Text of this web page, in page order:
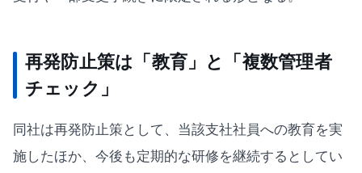
再発防止策は「教育」と「複数管理者
チェック」
同社は再発防止策として、当該支社社員への教育を実
施したほか、今後も定期的な研修を継続するとしてい